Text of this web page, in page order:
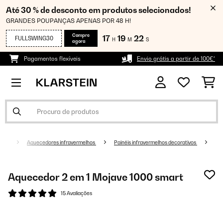
Até 30 % de desconto em produtos selecionados!
GRANDES POUPANÇAS APENAS POR 48 H!
FULLSWING30
Compre
agora
17 H 19 M 22 S
Pagamentos flexíveis Envio grátis a partir de 100€*
Aquecedores infravermelhos Painéis infravermelhos decorativos
Aquecedor 2 em 1 Mojave 1000 smart
15 Avaliações